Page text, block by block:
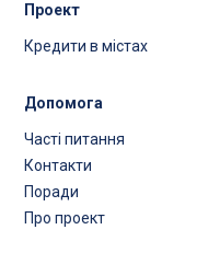
Проект
Кредити в містах
Допомога
Часті питання
Контакти
Поради
Про проект